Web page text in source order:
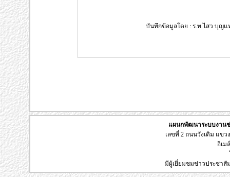
บันทึกข้อมูลโดย : ร.ท.ไสว บุญแ
แผนกพัฒนาระบบงานช่
เลขที่ 2 ถนนวังเดิม แขว
อีเม
มีผู้เยี่ยมชมข่าวประชา